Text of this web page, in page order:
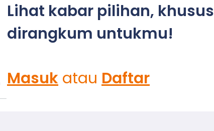
Lihat kabar pilihan, khusus
dirangkum untukmu!
Masuk atau Daftar